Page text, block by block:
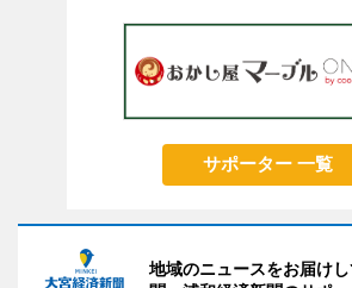
サポーター 一覧
地域のニュースをお届け